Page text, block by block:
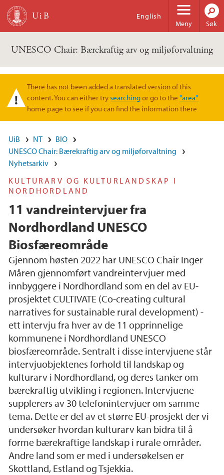
Hopp til hovedinnhold
Meny
English
Søk
UNESCO Chair: Bærekraftig arv og miljøforvaltning
Varselmelding
There has not been added a translated version of this
content. You can either trysearchingor go to the"area"
home page to see if you can find the information there
UiB NT
BIO
UNESCO Chair: Bærekraftig arv og miljøforvaltning
Nyhetsarkiv
KULTURARV OG KULTURLANDSKAP I
NORDHORDLAND
11 vandreintervjuer fra
Nordhordland UNESCO
Biosfæreområde
Gjennom høsten 2022 har UNESCO Chair Inger
Måren gjennomført vandreintervjuer med
innbyggere i Nordhordland som en del av EU-
prosjektet CULTIVATE (Co-creating cultural
narratives for sustainable rural development) -
ett intervju fra hver av de 11 opprinnelige
kommunene i Nordhordland UNESCO
biosfæreområde. Sentralt i disse intervjuene står
intervjuobjektenes forhold til landskap og
kulturarv i Nordhordland, og deres tanker om
bærekraftig utvikling i regionen. Intervjuene
supplerers av 30 telefonintervjuer om samme
tema. Dette er del av et større EU-prosjekt der vi
undersøker hvordan kulturarv kan bidra til å
forme bærekraftige landskap i rurale områder.
Andre land som er med i undersøkelsen er
Skottland, Estland og Tsjekkia.